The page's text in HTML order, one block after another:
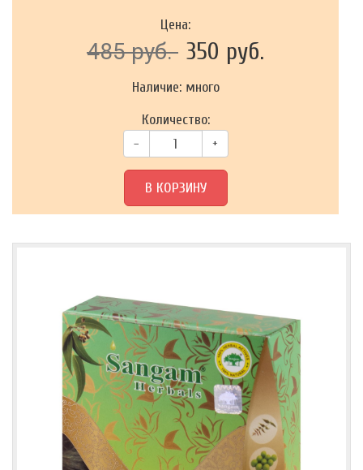
Цена:
485 руб. 350 руб.
Наличие: много
Количество:
– +
В КОРЗИНУ